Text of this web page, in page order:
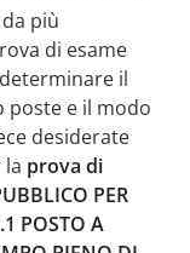
più
di esame
il
poste e il modo
desiderate
prova di
PER
POSTO A